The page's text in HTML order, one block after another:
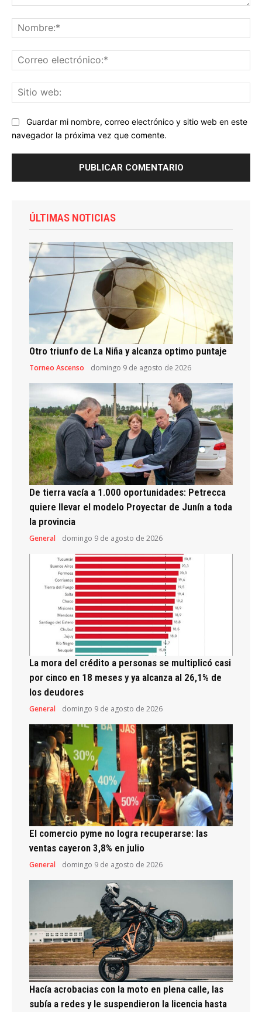
Guardar mi nombre, correo electrónico y sitio web en este
navegador la próxima vez que comente.
ÚLTIMAS NOTICIAS
Otro triunfo de La Niña y alcanza optimo puntaje
Torneo Ascenso domingo 9 de agosto de 2026
De tierra vacía a 1.000 oportunidades: Petrecca
quiere llevar el modelo Proyectar de Junín a toda
la provincia
General domingo 9 de agosto de 2026
La mora del crédito a personas se multiplicó casi
por cinco en 18 meses y ya alcanza al 26,1% de
los deudores
General domingo 9 de agosto de 2026
El comercio pyme no logra recuperarse: las
ventas cayeron 3,8% en julio
General domingo 9 de agosto de 2026
Hacía acrobacias con la moto en plena calle, las
subía a redes y le suspendieron la licencia hasta